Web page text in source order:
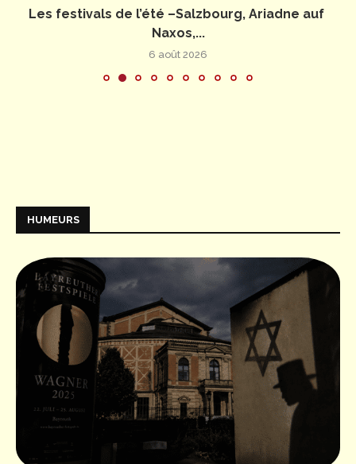
Les festivals de l’été –Salzbourg, Ariadne auf
Naxos,...
6 août 2026
HUMEURS